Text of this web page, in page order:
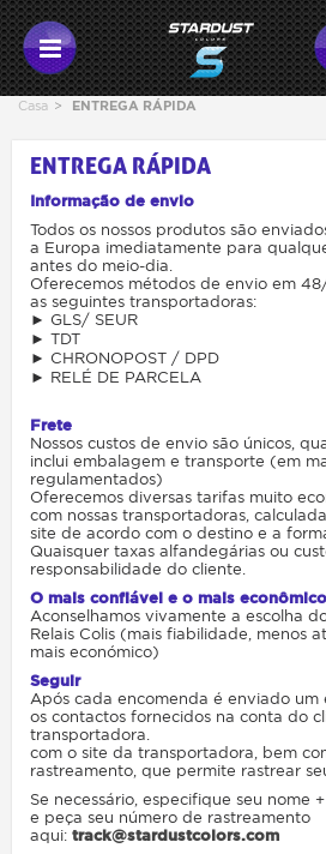
Casa > ENTREGA RÁPIDA
ENTREGA RÁPIDA
Informação de envio
Todos os nossos produtos são
a Europa imediatamente para
antes do meio-dia.
Oferecemos métodos de envio em
as seguintes transportadoras:
► GLS/ SEUR
► TDT
► CHRONOPOST / DPD
► RELÉ DE PARCELA
Frete
Nossos custos de envio são únicos,
inclui embalagem e transporte (em
regulamentados)
Oferecemos diversas tarifas muito
com nossas transportadoras,
site de acordo com o destino e a
Quaisquer taxas alfandegárias ou
responsabilidade do cliente.
O mais confiável e o mais econômico
Aconselhamos vivamente a escolha
Relais Colis (mais fiabilidade, menos
mais económico)
Seguir
Após cada encomenda é enviado um
os contactos fornecidos na conta do
transportadora.
com o site da transportadora, bem
rastreamento, que permite rastrear
Se necessário, especifique seu nome
e peça seu número de rastreamento
aqui: track@stardustcolors.com